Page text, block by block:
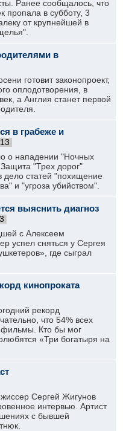
Ранее сообщалось, что
пропала в субботу, 3
от крупнейшей в
в
готовит законопроект,
оплодотворения, в
а Англия станет первой
в грабеже и
о нападении "Ночных
"Трех дорог"
дело статей "похищение
и "угроза убийством".
выяснить диагноз
с Алексеем
успел сняться у Сергея
где сыграл
кинопроката
рекорд
что 54% всех
фильмы. Кто бы мог
«Три богатыря на
Сергей Жигунов
интервью. Артист
с бывшей